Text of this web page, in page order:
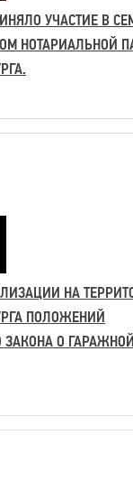
УЧАСТИЕ В
НОТАРИАЛЬНОЙ
НА
ПОЛОЖЕНИЙ
О ГАРАЖНОЙ